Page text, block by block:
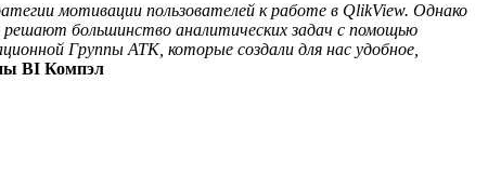
мотивации пользователей к работе в QlikView. Однако
решают большинство аналитических задач с помощью
Группы АТК, которые создали для нас удобное,
BI Компэл